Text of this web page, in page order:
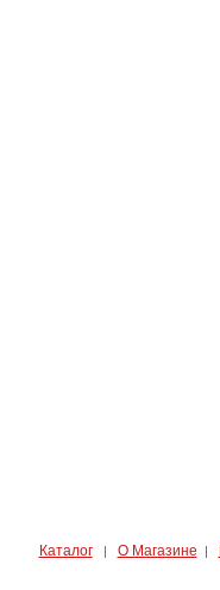
Каталог| О Магазине |